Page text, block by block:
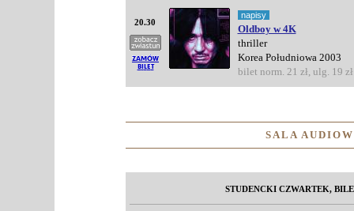
20.30
napisy
Oldboy w 4K
thriller
Korea Południowa 2003
bilet norm. 21 zł, ulg. 19 zł
SALA
STUDENCKI CZWARTEK,